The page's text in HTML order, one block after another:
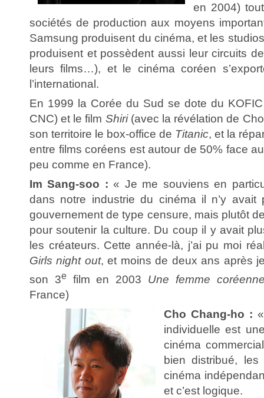
en 2004)
sociétés de production aux moyens
Samsung produisent du cinéma, et les
produisent et possèdent aussi leur circuits
leurs films…), et le cinéma coréen
l’international.
En 1999 la Corée du Sud se dote du KOFIC
CNC) et le film Shiri(avec la révélation de
son territoire le box-office de Titanic, et la
entre films coréens est autour de 50% face
peu comme en France).
Im Sang-soo : « Je me souviens en
dans notre industrie du cinéma il n’y avait
gouvernement de type censure, mais plutôt
pour soutenir la culture. Du coup il y avait
les créateurs. Cette année-là, j’ai pu moi
Girls night out, et moins de deux ans après
son 3efilm en 2003 Une femme
France)
Cho Chang-ho :
individuelle est
cinéma
bien distribué, les
cinéma
et c’est logique.